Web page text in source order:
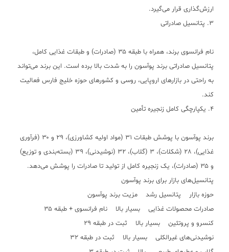
ارزش‌گذاری قرار می‌گیرد.
۳. پتانسیل صادراتی
نام فرانسوی برند، همراه با طبقه ۳۵ (صادرات) و طبقات غذایی کامل،
پتانسیل صادراتی برند پوآسون را به شدت بالا برده است. این برند می‌تواند
به راحتی در بازارهای اروپایی، روسی و کشورهای حوزه خلیج فارس فعالیت
کند.
۴. یکپارچگی کامل زنجیره تأمین
برند پوآسون با پوشش طبقات ۳۱ (مواد اولیه کشاورزی)، ۲۹ و ۳۰ (فرآوری
غذایی)، ۲۸ (شکلات)، ۳ (گلاب)، ۳۲ (نوشیدنی)، ۳۹ (بسته‌بندی و توزیع)
و ۳۵ (صادرات)، یک زنجیره کامل از تولید تا صادرات را پوشش می‌دهد.
پتانسیل‌های بازار برای برند پوآسون
حوزه بازار پتانسیل رشد مزیت برند پوآسون
صادرات محصولات غذایی بسیار بالا نام فرانسوی + طبقه ۳۵
کنسرو و پروتئین بسیار بالا ثبت در طبقه ۲۹
نوشیدنی‌های غیرالکلی بسیار بالا ثبت در طبقه ۳۲